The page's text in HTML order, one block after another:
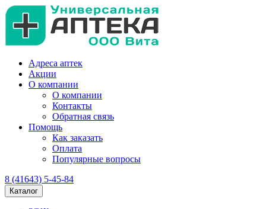
Адреса аптек
Акции
О компании
О компании
Контакты
Обратная связь
Помощь
Как заказать
Оплата
Популярные вопросы
8 (41643) 5-45-84
Каталог